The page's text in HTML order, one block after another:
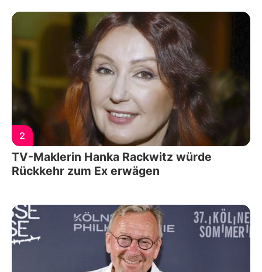
2
TV-Maklerin Hanka Rackwitz würde
Rückkehr zum Ex erwägen